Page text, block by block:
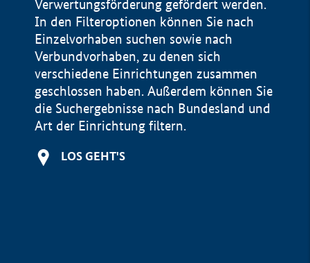
Verwertungsförderung gefördert werden.
In den Filteroptionen können Sie nach
Einzelvorhaben suchen sowie nach
Verbundvorhaben, zu denen sich
verschiedene Einrichtungen zusammen
geschlossen haben. Außerdem können Sie
die Suchergebnisse nach Bundesland und
Art der Einrichtung filtern.
LOS GEHT'S